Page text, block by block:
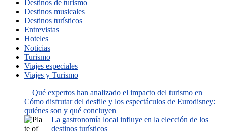
Destinos de turismo
Destinos musicales
Destinos turísticos
Entrevistas
Hoteles
Noticias
Turismo
Viajes especiales
Viajes y Turismo
Qué expertos han analizado el impacto del turismo en
Cómo disfrutar del desfile y los espectáculos de Eurodisney:
quiénes son y qué concluyen
La gastronomía local influye en la elección de los
destinos turísticos